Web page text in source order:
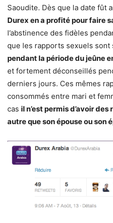
Saoudite. Dès que la date fût
Durex en a profité pour faire
l’abstinence des fidèles
que les rapports sexuels sont
pendant la période du jeûne
et fortement déconseillés
derniers jours. Ces mêmes
consommés entre mari et
cas il n’est permis d’avoir
autre que son épouse ou son